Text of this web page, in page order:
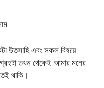
উতসাহি এবং সকল বিষয়ে
তখন থেকেই আমার মনের
থাকি।